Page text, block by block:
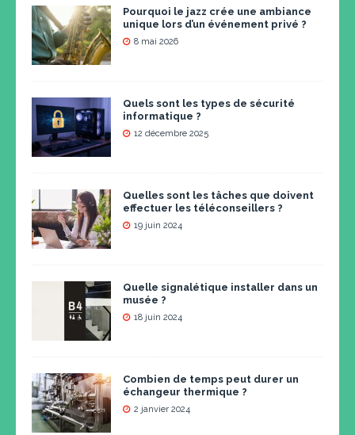
Pourquoi le jazz crée une ambiance
unique lors d’un événement privé ?
8 mai 2026
Quels sont les types de sécurité
informatique ?
12 décembre 2025
Quelles sont les tâches que doivent
effectuer les téléconseillers ?
19 juin 2024
Quelle signalétique installer dans un
musée ?
18 juin 2024
Combien de temps peut durer un
échangeur thermique ?
2 janvier 2024